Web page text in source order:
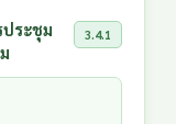
ประชุม
3.4.1